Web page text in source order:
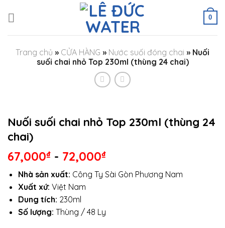
0
Trang chủ » CỬA HÀNG » Nước suối đóng chai » Nuối
suối chai nhỏ Top 230ml (thùng 24 chai)
Nuối suối chai nhỏ Top 230ml (thùng 24
chai)
67,000₫ - 72,000₫
Nhà sản xuất: Công Ty Sài Gòn Phương Nam
Xuất xứ: Việt Nam
Dung tích: 230ml
Số lượng: Thùng / 48 Ly